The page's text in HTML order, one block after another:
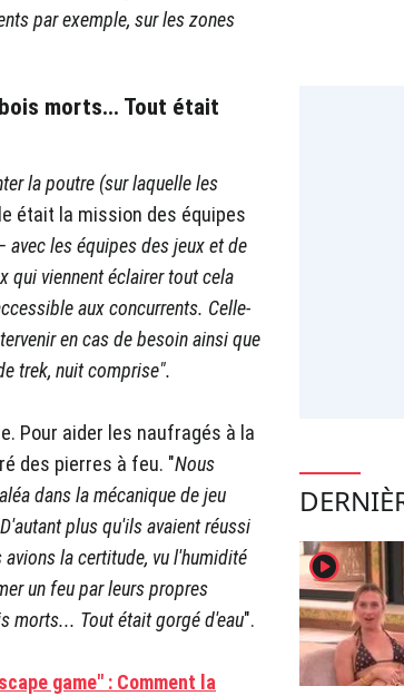
par exemple, sur les zones
morts... Tout était
la poutre (sur laquelle les
était la mission des équipes
avec les équipes des jeux et de
qui viennent éclairer tout cela
aux concurrents. Celle-
en cas de besoin ainsi que
trek, nuit comprise".
Pour aider les naufragés à la
des pierres à feu. "Nous
dans la mécanique de jeu
plus qu'ils avaient réussi
la certitude, vu l'humidité
un feu par leurs propres
morts... Tout était gorgé d'eau".
game" : Comment la
player2